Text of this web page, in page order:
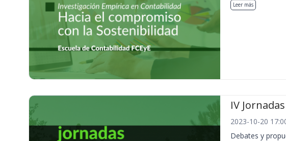
Leer más
IV
2023-10-20
Debates y